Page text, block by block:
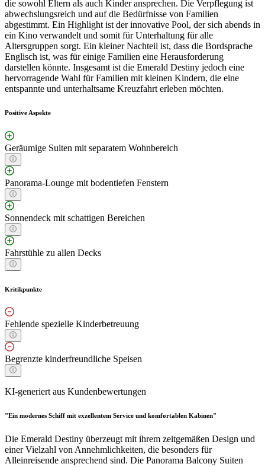
die sowohl Eltern als auch Kinder ansprechen. Die Verpflegung ist
abwechslungsreich und auf die Bedürfnisse von Familien
abgestimmt. Ein Highlight ist der innovative Pool, der sich abends in
ein Kino verwandelt und somit für Unterhaltung für alle
Altersgruppen sorgt. Ein kleiner Nachteil ist, dass die Bordsprache
Englisch ist, was für einige Familien eine Herausforderung
darstellen könnte. Insgesamt ist die Emerald Destiny jedoch eine
hervorragende Wahl für Familien mit kleinen Kindern, die eine
entspannte und unterhaltsame Kreuzfahrt erleben möchten.
Positive Aspekte
Geräumige Suiten mit separatem Wohnbereich
Panorama-Lounge mit bodentiefen Fenstern
Sonnendeck mit schattigen Bereichen
Fahrstühle zu allen Decks
Kritikpunkte
Fehlende spezielle Kinderbetreuung
Begrenzte kinderfreundliche Speisen
KI-generiert aus Kundenbewertungen
"Ein modernes Schiff mit exzellentem Service und komfortablen Kabinen"
Die Emerald Destiny überzeugt mit ihrem zeitgemäßen Design und
einer Vielzahl von Annehmlichkeiten, die besonders für
Alleinreisende ansprechend sind. Die Panorama Balcony Suiten